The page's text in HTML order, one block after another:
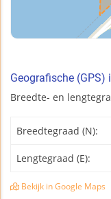
Geografische
Breedte- en
Breedtegraad (N):
Lengtegraad (E):
Bekijk in Google Maps